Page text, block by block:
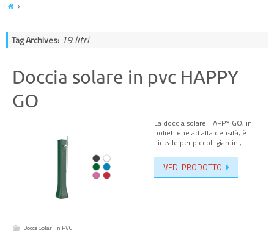
Tag Archives: 19 litri
Doccia solare in pvc HAPPY
GO
La doccia solare HAPPY GO, in
polietilene ad alta densità, è
l’ideale per piccoli giardini, …
VEDI PRODOTTO
Docce Solari in PVC